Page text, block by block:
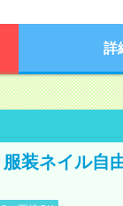
詳
装ネイル自